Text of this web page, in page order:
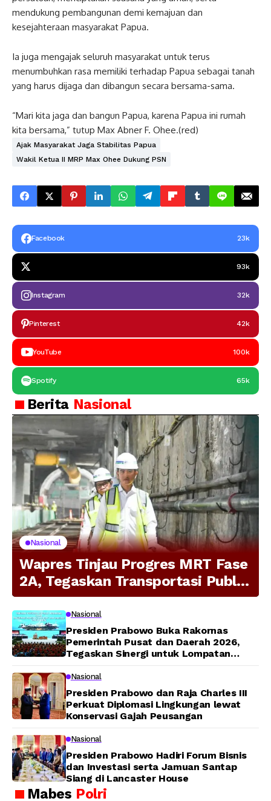
mendukung pembangunan demi kemajuan dan
kesejahteraan masyarakat Papua.
Ia juga mengajak seluruh masyarakat untuk terus
menumbuhkan rasa memiliki terhadap Papua sebagai tanah
yang harus dijaga dan dibangun secara bersama-sama.
“Mari kita jaga dan bangun Papua, karena Papua ini rumah
kita bersama,” tutup Max Abner F. Ohee.(red)
Ajak Masyarakat Jaga Stabilitas Papua
Wakil Ketua II MRP Max Ohee Dukung PSN
Facebook 23k
93k
Instagram 32k
Pinterest 42k
YouTube 100k
Spotify 65k
Berita Nasional
Nasional
Wapres Tinjau Progres MRT Fase
2A, Tegaskan Transportasi Publik
Modern Jadi Prioritas Nasional
Nasional
Presiden Prabowo Buka Rakornas
Pemerintah Pusat dan Daerah 2026,
Tegaskan Sinergi untuk Lompatan
Nasional
Presiden Prabowo dan Raja Charles III
Perkuat Diplomasi Lingkungan lewat
Konservasi Gajah Peusangan
Nasional
Presiden Prabowo Hadiri Forum Bisnis
dan Investasi serta Jamuan Santap
Siang di Lancaster House
Mabes Polri